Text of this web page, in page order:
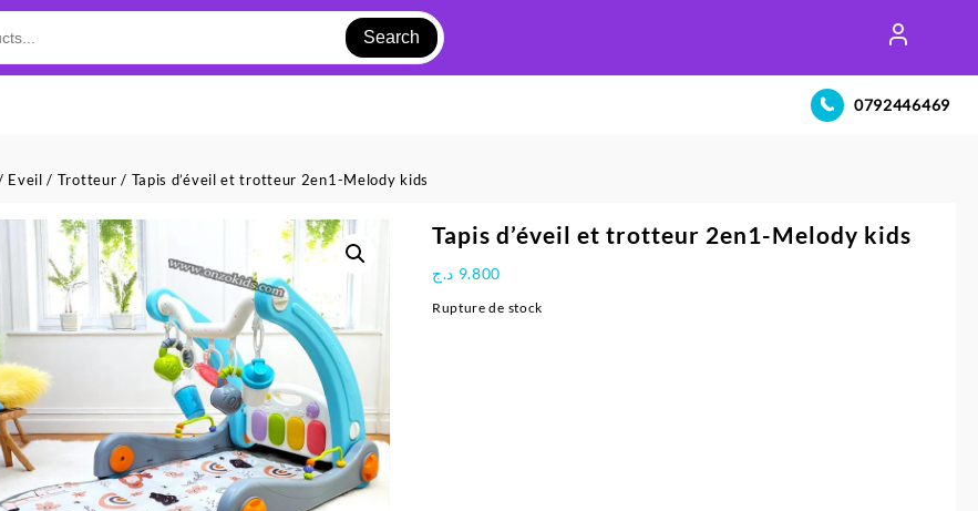
Search
0792446469
Eveil / Trotteur / Tapis d’éveil et trotteur 2en1-Melody kids
Tapis d’éveil et trotteur 2en1-Melody kids
9.800 د.ج
Rupture de stock